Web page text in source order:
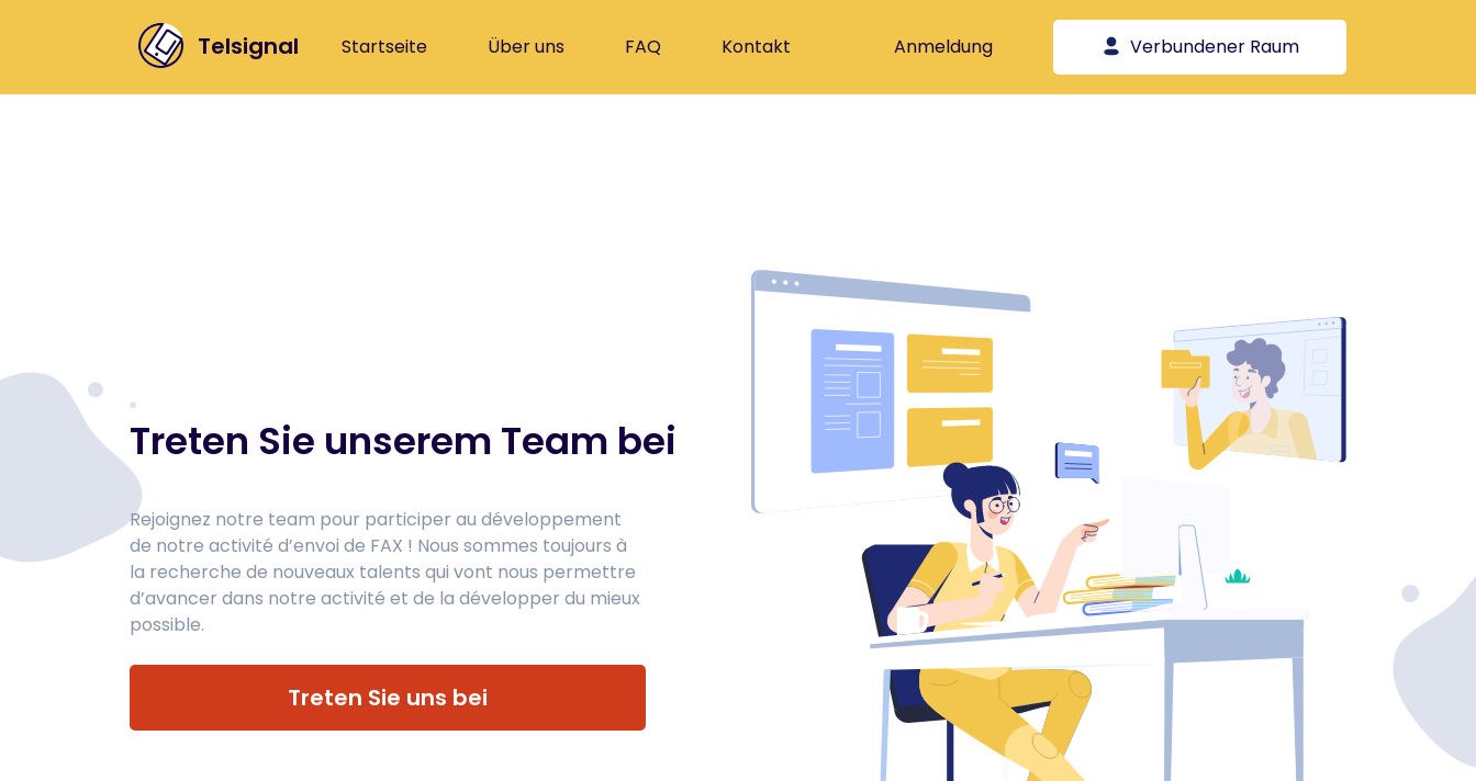
Telsignal Startseite Über uns FAQ Kontakt Anmeldung Verbundener Raum
Treten Sie unserem Team bei
Rejoignez notre team pour participer au développement
de notre activité d’envoi de FAX ! Nous sommes toujours à
la recherche de nouveaux talents qui vont nous permettre
d’avancer dans notre activité et de la développer du mieux
possible.
Treten Sie uns bei